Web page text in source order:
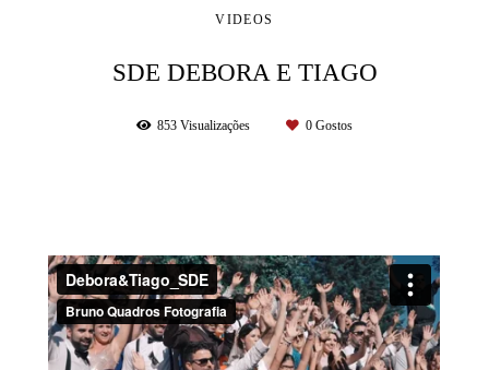
VIDEOS
SDE DEBORA E TIAGO
853 Visualizações 0 Gostos